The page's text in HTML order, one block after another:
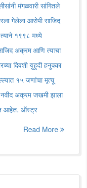
मंगळवारी सांगितले
गेलेला आरोपी साजिद
त्याने १९९८ मध्ये
अक्रम आणि त्याचा
दिवशी युहुदी हनुक्का
१५ जणांचा मृत्यू
नवीद अक्रम जखमी झाला
आहेत. ऑस्ट्र
Read More